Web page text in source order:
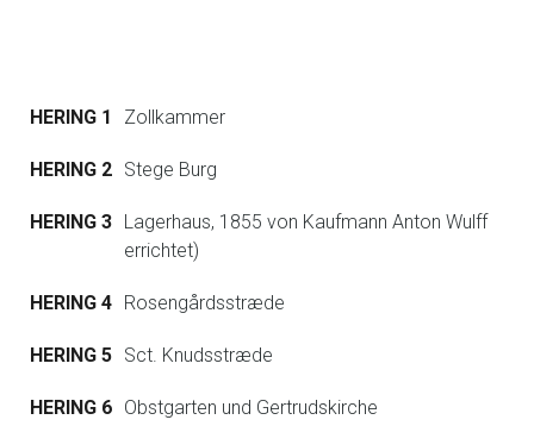
HERING 1 Zollkammer
HERING 2 Stege Burg
HERING 3 Lagerhaus, 1855 von Kaufmann Anton Wulff
errichtet)
HERING 4 Rosengårdsstræde
HERING 5 Sct. Knudsstræde
HERING 6 Obstgarten und Gertrudskirche